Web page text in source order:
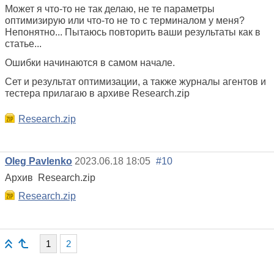
Может я что-то не так делаю, не те параметры
оптимизирую или что-то не то с терминалом у меня?
Непонятно... Пытаюсь повторить ваши результаты как в
статье...
Ошибки начинаются в самом начале.
Сет и результат оптимизации, а также журналы агентов и
тестера прилагаю в архиве Research.zip
Research.zip
Oleg Pavlenko 2023.06.18 18:05 #10
Архив
Research.zip
Research.zip
1 2